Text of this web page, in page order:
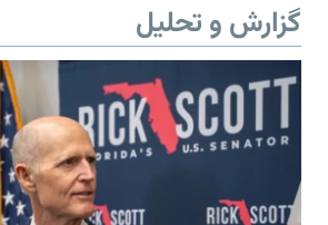
گزارش و تحلیل